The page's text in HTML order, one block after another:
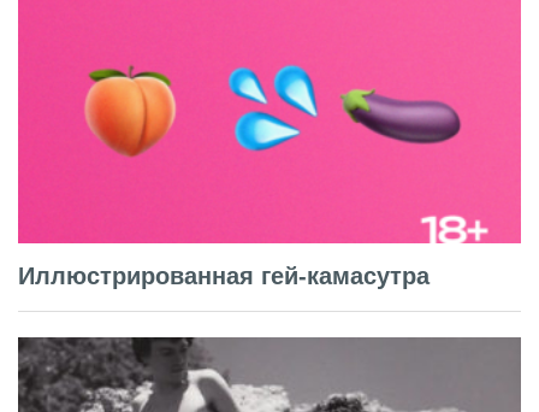
Иллюстрированная гей-камасутра